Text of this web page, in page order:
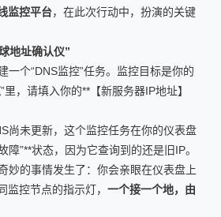
监控平台，在此次行动中，扮演的关键
地址确认仪”
一个“DNS监控”任务。监控目标是你的
”里，请填入你的**【新服务器IP地址】
尚未更新，这个监控任务在你的仪表盘
障”**状态，因为它查询到的还是旧IP。
妙的事情发生了：你会亲眼在仪表盘上
监控节点的指示灯， 一个接一个地，由